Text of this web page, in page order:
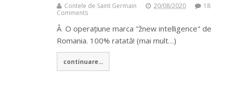
Contele de Saint Germain 20/08/2020
18
Comments
Â O operațiune marca "žnew intelligence" de
Romania. 100% ratată! (mai mult…)
continuare...